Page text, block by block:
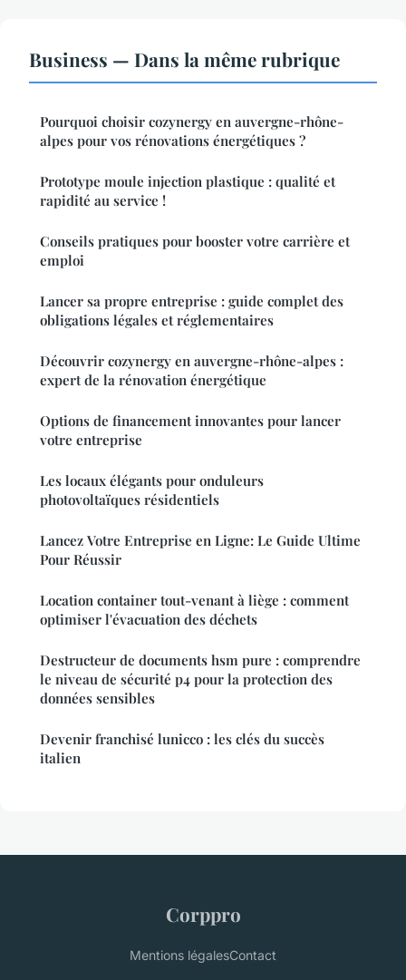
Business — Dans la même rubrique
Pourquoi choisir cozynergy en auvergne-rhône-
alpes pour vos rénovations énergétiques ?
Prototype moule injection plastique : qualité et
rapidité au service !
Conseils pratiques pour booster votre carrière et
emploi
Lancer sa propre entreprise : guide complet des
obligations légales et réglementaires
Découvrir cozynergy en auvergne-rhône-alpes :
expert de la rénovation énergétique
Options de financement innovantes pour lancer
votre entreprise
Les locaux élégants pour onduleurs
photovoltaïques résidentiels
Lancez Votre Entreprise en Ligne: Le Guide Ultime
Pour Réussir
Location container tout-venant à liège : comment
optimiser l'évacuation des déchets
Destructeur de documents hsm pure : comprendre
le niveau de sécurité p4 pour la protection des
données sensibles
Devenir franchisé lunicco : les clés du succès
italien
Corppro
Mentions légalesContact